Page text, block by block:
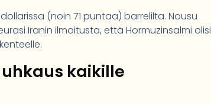
(noin 71 puntaa) barrelilta. Nousu
Iranin ilmoitusta, että Hormuzinsalmi olisi
kaikille